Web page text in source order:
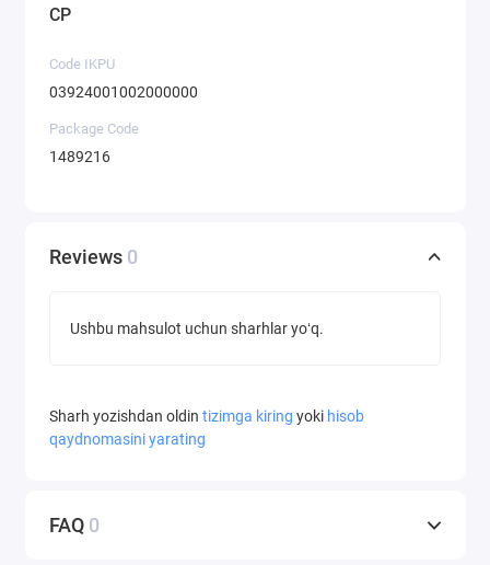
CP
Code IKPU
03924001002000000
Package Code
1489216
Reviews 0
Ushbu mahsulot uchun sharhlar yoʻq.
Sharh yozishdan oldin tizimga kiring yoki hisob
qaydnomasini yarating
FAQ 0